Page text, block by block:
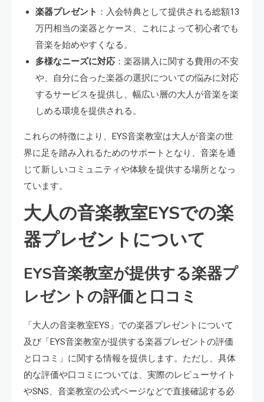
楽器プレゼント ：入会特典として提供される総額13
万円相当の楽器とケース、これによって初心者でも
音楽を始めやすくなる。
多様なニーズに対応 ：楽器購入に関する費用の不安
や、自分に合った楽器の選択についての悩みに対応
するサービスを提供し、幅広い層の大人が音楽を楽
しめる環境を提供される。
これらの特徴により、EYS音楽教室は大人が音楽の世
界に足を踏み入れるためのサポートとなり、音楽を通
じて新しいコミュニティや体験を提供する場所となっ
ています。
大人の音楽教室EYSでの楽
器プレゼントについて
EYS音楽教室が提供する楽器プ
レゼントの評価と口コミ
「大人の音楽教室EYS」での楽器プレゼントについて
及び「EYS音楽教室が提供する楽器プレゼントの評価
と口コミ」に関する情報を提供します。ただし、具体
的な評価や口コミについては、実際のレビューサイト
やSNS、音楽教室の公式ページなどで直接確認する必